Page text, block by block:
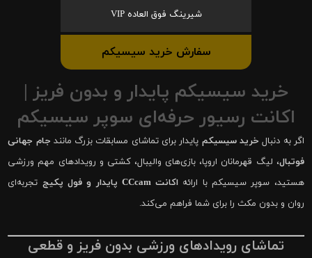
شیرینگ فوق العاده VIP
سفارش خرید سیسیکم
خرید سیسیکم پایدار و بدون فریز |
اکانت رسیور حرفه‌ای سوپر سیسیکم
اگر به دنبال خرید سیسیکم پایدار برای تماشای مسابقات بزرگ مانند جام جهانی
فوتبال، لیگ قهرمانان اروپا، بازی‌های والیبال، کشتی و رویدادهای مهم ورزشی
هستید، سوپر سیسیکم با ارائه اکانت CCcam پایدار و فول پکیج
تجربه‌ای
روان و بدون مکث را برای شما فراهم می‌کند.
تماشای رویدادهای ورزشی بدون فریز و قطعی